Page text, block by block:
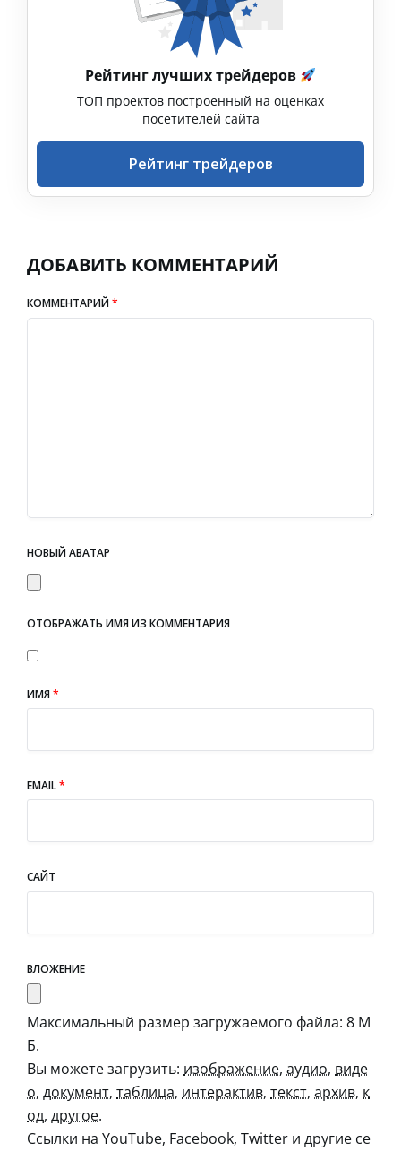
Рейтинг лучших трейдеров
ТОП проектов построенный на оценках
посетителей сайта
Рейтинг трейдеров
ДОБАВИТЬ КОММЕНТАРИЙ
КОММЕНТАРИЙ*
НОВЫЙ АВАТАР
ОТОБРАЖАТЬ ИМЯ ИЗ КОММЕНТАРИЯ
ИМЯ*
EMAIL*
САЙТ
ВЛОЖЕНИЕ
Максимальный размер загружаемого файла: 8 М
Б.
Вы можете загрузить: изображение, аудио, виде
о, документ, таблица, интерактив, текст, архив, к
од, другое.
Ссылки на YouTube, Facebook, Twitter и другие се